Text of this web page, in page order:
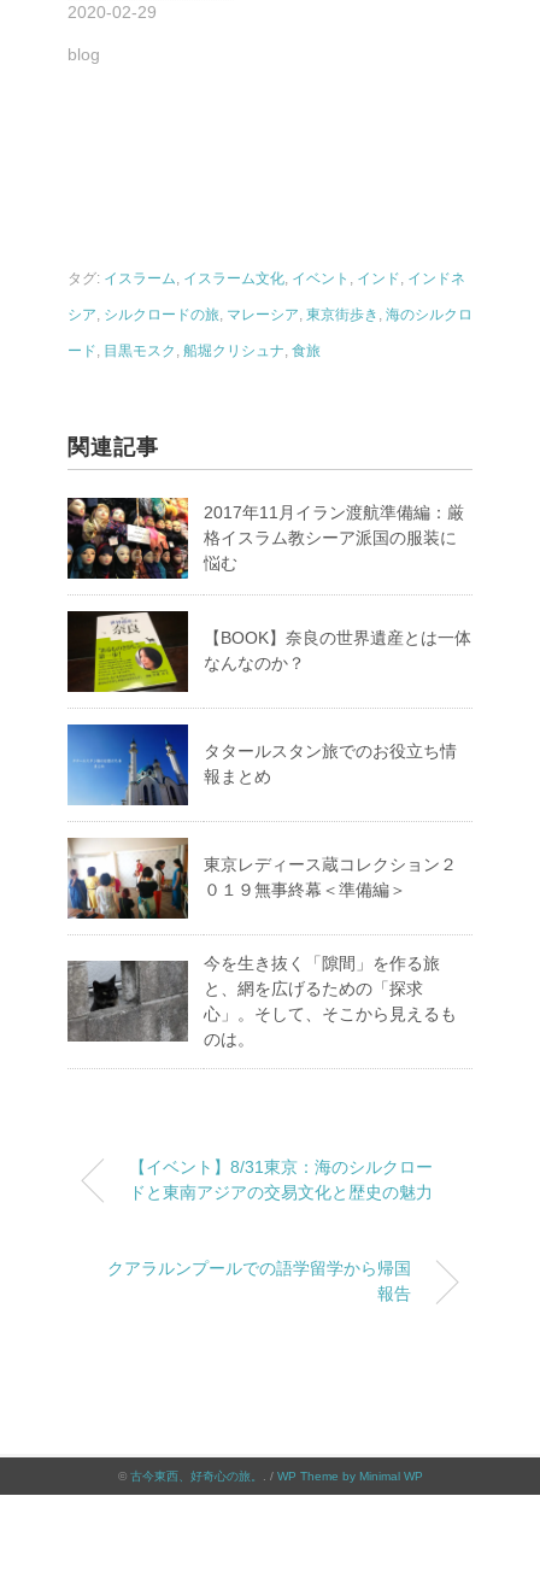
2020-02-29
blog
タグ: イスラーム, イスラーム文化, イベント , インド, インドネ
シア, シルクロードの旅, マレーシア, 東京街歩き , 海のシルクロ
ード, 目黒モスク , 船堀クリシュナ, 食旅
関連記事
2017年11月イラン渡航準備編：厳
格イスラム教シーア派国の服装に
悩む
【BOOK】奈良の世界遺産とは一体
なんなのか？
タタールスタン旅でのお役立ち情
報まとめ
東京レディース蔵コレクション２
０１９無事終幕＜準備編＞
今を生き抜く「隙間」を作る旅
と、網を広げるための「探求
心」。そして、そこから見えるも
のは。
【イベント】8/31東京：海のシルクロー
ドと東南アジアの交易文化と歴史の魅力
クアラルンプールでの語学留学から帰国
報告
© 古今東西、好奇心の旅。 . / WP Theme by Minimal WP